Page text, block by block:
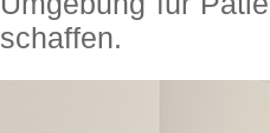
schaffen.